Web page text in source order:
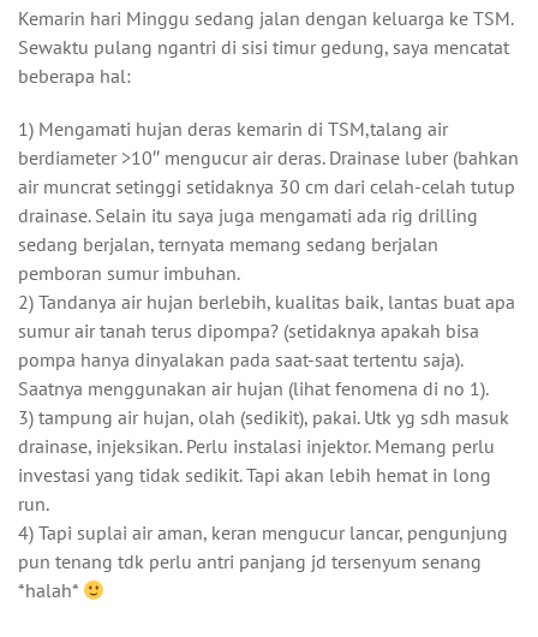
Kemarin hari Minggu sedang jalan dengan keluarga ke TSM.
Sewaktu pulang ngantri di sisi timur gedung, saya mencatat
beberapa hal:
1) Mengamati hujan deras kemarin di TSM,talang air
berdiameter >10″ mengucur air deras. Drainase luber (bahkan
air muncrat setinggi setidaknya 30 cm dari celah-celah tutup
drainase. Selain itu saya juga mengamati ada rig drilling
sedang berjalan, ternyata memang sedang berjalan
pemboran sumur imbuhan.
2) Tandanya air hujan berlebih, kualitas baik, lantas buat apa
sumur air tanah terus dipompa? (setidaknya apakah bisa
pompa hanya dinyalakan pada saat-saat tertentu saja).
Saatnya menggunakan air hujan (lihat fenomena di no 1).
3) tampung air hujan, olah (sedikit), pakai. Utk yg sdh masuk
drainase, injeksikan. Perlu instalasi injektor. Memang perlu
investasi yang tidak sedikit. Tapi akan lebih hemat in long
run.
4) Tapi suplai air aman, keran mengucur lancar, pengunjung
pun tenang tdk perlu antri panjang jd tersenyum senang
*halah*